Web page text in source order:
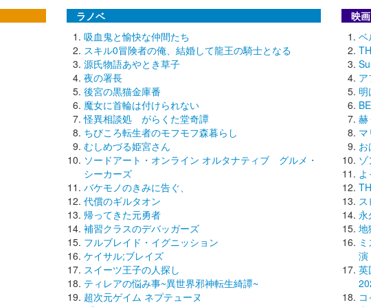
ラノベ
吸血鬼と愉快な仲間たち
スキル0冒険者の俺、結婚して龍王の騎士となる
源氏物語あやとき草子
夜の署長
後宮の黒猫金庫番
魔女に首輪は付けられない
怪異相談処 がらくた堂奇譚
ちびころ転生者のモフモフ森暮らし
むしめづる姫宮さん
ソードアート・オンライン オルタナティブ グルメ・
シーカーズ
バケモノのきみに告ぐ、
代償のギルタオン
帰ってきた元勇者
補習クラスのデバッガーズ
フルブレイド・イグニッション
ケイサル;ブレイズ
スイーツ王子の人探し
ティレアの悩み事~異世界邪神転生綺譚~
超次元ゲイム ネプテューヌ
映画
ベ
明
赫
マ
よ
地
英